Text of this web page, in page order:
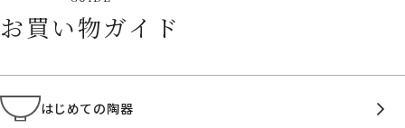
お買い物ガイド
はじめての陶器